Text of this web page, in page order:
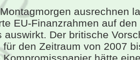
ausrechnen
EU-Finanzrahmen auf
auswirkt. Der britische
für den Zeitraum von 2007